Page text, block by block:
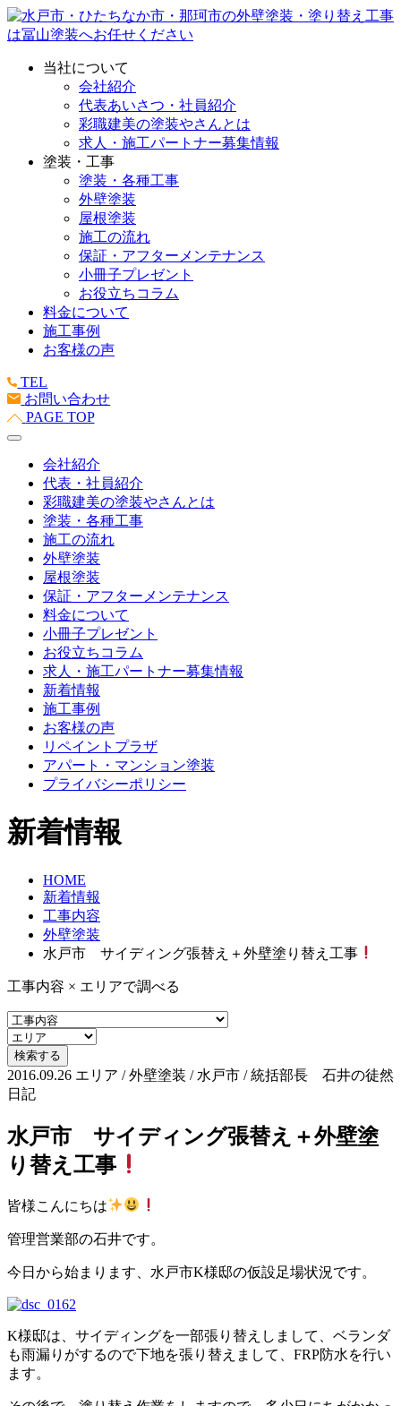
当社について
会社紹介
代表あいさつ・社員紹介
彩職建美の塗装やさんとは
求人・施工パートナー募集情報
塗装・工事
塗装・各種工事
外壁塗装
屋根塗装
施工の流れ
保証・アフターメンテナンス
小冊子プレゼント
お役立ちコラム
料金について
施工事例
お客様の声
TEL
お問い合わせ
PAGE TOP
会社紹介
代表・社員紹介
彩職建美の塗装やさんとは
塗装・各種工事
施工の流れ
外壁塗装
屋根塗装
保証・アフターメンテナンス
料金について
小冊子プレゼント
お役立ちコラム
求人・施工パートナー募集情報
新着情報
施工事例
お客様の声
リペイントプラザ
アパート・マンション塗装
プライバシーポリシー
新着情報
HOME
新着情報
工事内容
外壁塗装
水戸市 サイディング張替え＋外壁塗り替え工事
工事内容 × エリアで調べる
2016.09.26 エリア / 外壁塗装 / 水戸市 / 統括部長 石井の徒然
日記
水戸市 サイディング張替え＋外壁塗
り替え工事
皆様こんにちは
管理営業部の石井です。
今日から始まります、水戸市K様邸の仮設足場状況です。
K様邸は、サイディングを一部張り替えしまして、ベランダ
も雨漏りがするので下地を張り替えまして、FRP防水を行い
ます。